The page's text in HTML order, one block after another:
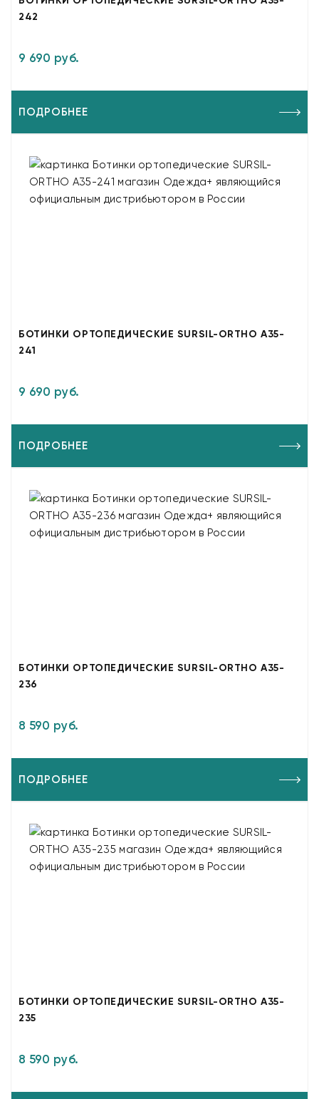
242
9 690 руб.
ПОДРОБНЕЕ
БОТИНКИ ОРТОПЕДИЧЕСКИЕ SURSIL-ORTHO A35-
241
9 690 руб.
ПОДРОБНЕЕ
БОТИНКИ ОРТОПЕДИЧЕСКИЕ SURSIL-ORTHO A35-
236
8 590 руб.
ПОДРОБНЕЕ
БОТИНКИ ОРТОПЕДИЧЕСКИЕ SURSIL-ORTHO A35-
235
8 590 руб.